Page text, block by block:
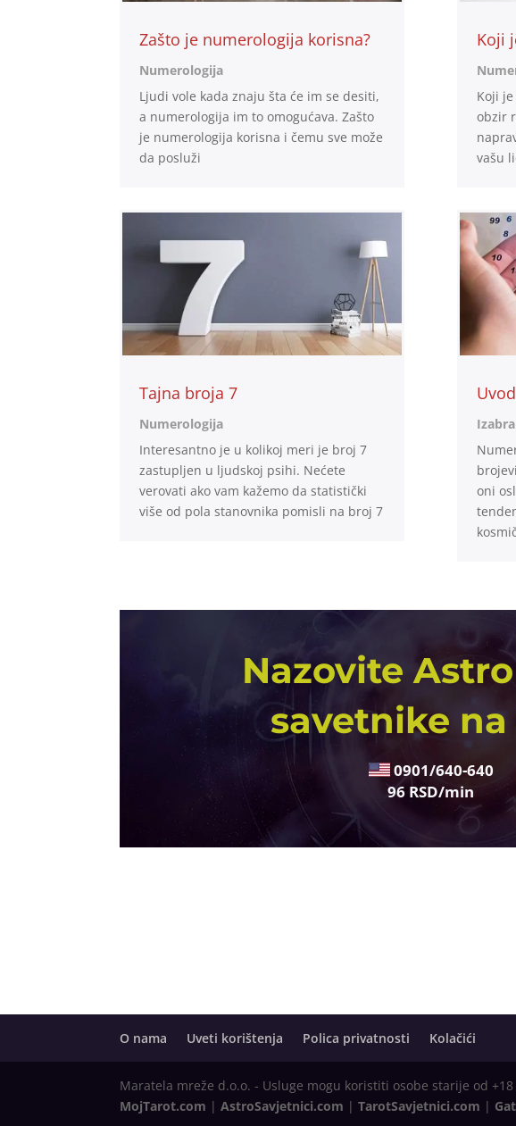
Zašto je numerologija korisna?
Numerologija
Ljudi vole kada znaju šta će im se desiti,
a numerologija im to omogućava. Zašto
je numerologija korisna i čemu sve može
da posluži
Tajna broja 7
Numerologija
Interesantno je u kolikoj meri je broj 7
zastupljen u ljudskoj psihi. Nećete
verovati ako vam kažemo da statistički
više od pola stanovnika pomisli na broj 7
Koji
Koji
obzir
vašu
oni
Nazovite
savetnike
0901/640-640
96 RSD/min
O nama Uveti korištenja Polica privatnosti Kolačići
Maratela mreže d.o.o. - Usluge mogu koristiti osobe starije od
MojTarot.com |AstroSavjetnici.com |TarotSavjetnici.com |